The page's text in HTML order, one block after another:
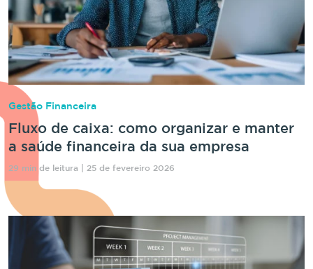
Gestão Financeira
Fluxo de caixa: como organizar e manter
a saúde financeira da sua empresa
29 min de leitura | 25 de fevereiro 2026